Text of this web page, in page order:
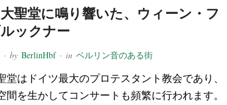
聖堂に鳴り響いた、ウィーン・フ
ックナー
· by BerlinHbf· in ベルリン音のある街
堂はドイツ最大のプロテスタント教会であり、
間を生かしてコンサートも頻繁に行われます。